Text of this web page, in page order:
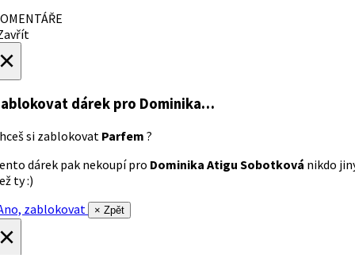
dárek pro Dominika…
si zablokovat Parfem ?
dárek pak nekoupí pro Dominika Atigu Sobotková nikdo
ty :)
zablokovat
× Zpět